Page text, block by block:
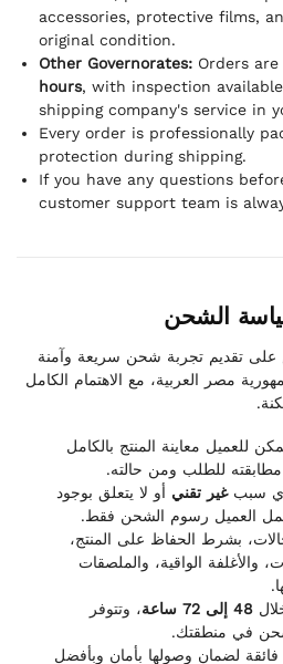
accessories, protective films,
original condition.
Other Governorates: Orders
hours, with inspection
shipping company's service in
Every order is professionally
protection during shipping.
If you have any questions
customer support team is
الشحن
تقديم تجربة شحن سريعة وآمنة
مصر العربية، مع الاهتمام الكامل
للعميل معاينة المنتج بالكامل
مطابقته للطلب ومن حالته.
سببغير تقني أو لا يتعلق بوجود
العميل رسوم الشحن فقط.
بشرط الحفاظ على المنتج،
والأغلفة الواقية، والملصقات
48 إلى 72 ساعة
، وتتوفر
في منطقتك.
فائقة لضمان وصولها بأمان وبأفضل